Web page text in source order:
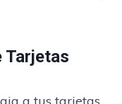
Tarjetas
a tus tarjetas